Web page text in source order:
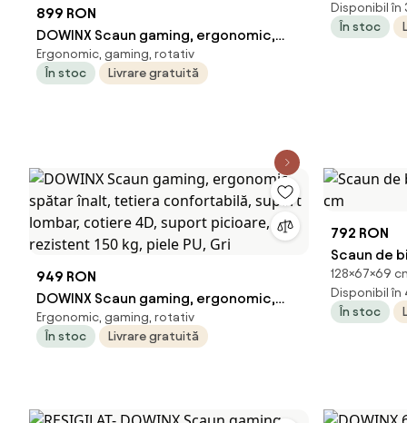
899 RON
DOWINX Scaun gaming, ergonomic,
suport lombar cu masaj, spătar înalt,
reglabil, tetieră, rezistent 150 kg,
Ergonomic, gaming, rotativ
În stoc
Livrare gratuită
Disponibil în
În stoc
949 RON
DOWINX Scaun gaming, ergonomic,
spătar înalt, tetiera confortabilă,
suport lombar, cotiere 4D, suport
Ergonomic, gaming, rotativ
În stoc
Livrare gratuită
792 RON
Scaun de
cm
128×67×69
Disponibil
În stoc